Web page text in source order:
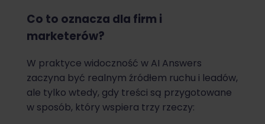
Co to oznacza dla firm i
marketerów?
W praktyce widoczność w AI Answers
zaczyna być realnym źródłem ruchu i leadów,
ale tylko wtedy, gdy treści są przygotowane
w sposób, który wspiera trzy rzeczy: